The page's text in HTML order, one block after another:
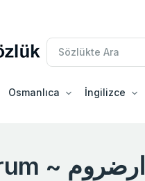
Osmanlıca İngilizce
Erzurum ~ ارضروم